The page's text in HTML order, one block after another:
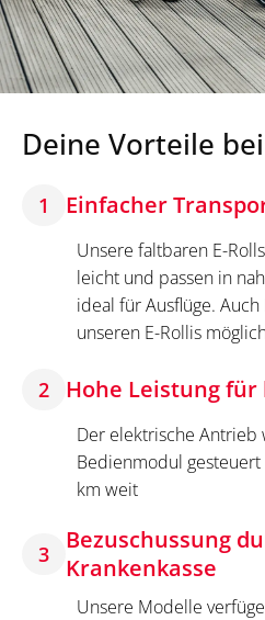
Deine Vorteile bei
1 Einfacher
Unsere faltbaren E-
leicht und passen in
ideal für Ausflüge.
unseren E-Rollis
2 Hohe Leistung
Der elektrische Antrieb
Bedienmodul
km weit
3
Bezuschussung
Krankenkasse
Unsere Modelle